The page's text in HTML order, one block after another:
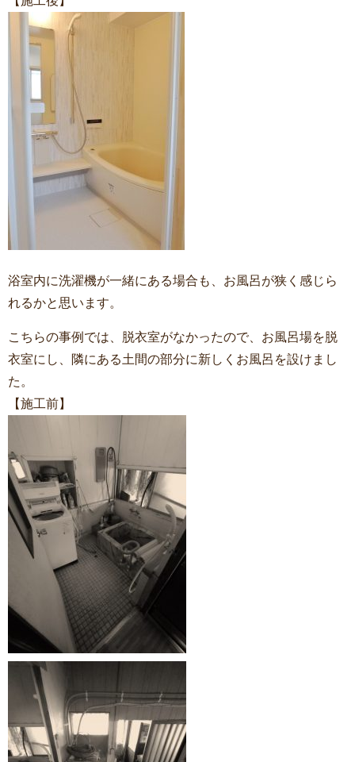
浴室内に洗濯機が一緒にある場合も、お風呂が狭く感じら
れるかと思います。
こちらの事例では、脱衣室がなかったので、お風呂場を脱
衣室にし、隣にある土間の部分に新しくお風呂を設けまし
た。
【施工前】